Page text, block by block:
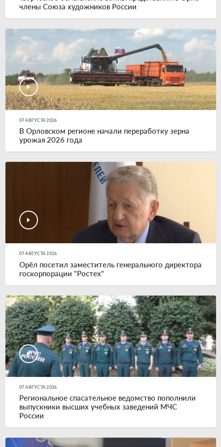
члены Союза художников России
07 АВГУСТА 2026
В Орловском регионе начали переработку зерна
урожая 2026 года
07 АВГУСТА 2026
Орёл посетил заместитель генерального директора
госкорпорации "Ростех"
07 АВГУСТА 2026
Региональное спасательное ведомство пополнили
выпускники высших учебных заведений МЧС
России